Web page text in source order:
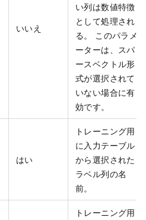
いいえ
い列は数値特徴
として処理され
る。 このパラメ
ーターは、スパ
ースベクトル形
式が選択されて
いない場合に有
効です。
はい
トレーニング用
に入力テーブル
から選択された
ラベル列の名
前。
トレーニング用